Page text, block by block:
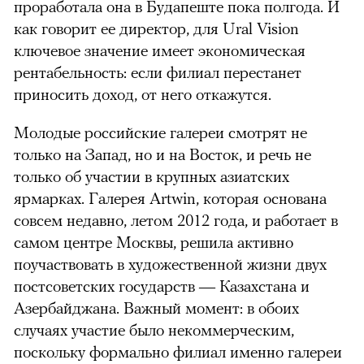
проработала она в Будапеште пока полгода. И
как говорит ее директор, для Ural Vision
ключевое значение имеет экономическая
рентабельность: если филиал перестанет
приносить доход, от него откажутся.
Молодые российские галереи смотрят не
только на Запад, но и на Восток, и речь не
только об участии в крупных азиатских
ярмарках. Галерея Artwin, которая основана
совсем недавно, летом 2012 года, и работает в
самом центре Москвы, решила активно
поучаствовать в художественной жизни двух
постсоветских государств — Казахстана и
Азербайджана. Важный момент: в обоих
случаях участие было некоммерческим,
поскольку формально филиал именно галереи